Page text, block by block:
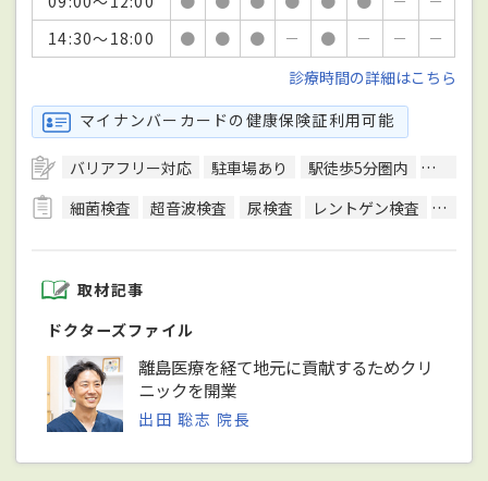
14:30～18:00
● ● ● － ● － －
－
診療時間の詳細はこちら
マイナンバーカードの健康保険証利用可能
バリアフリー対応 駐車場あり 駅徒歩5分圏内
予約可
細菌検査
超音波検査 尿検査 レントゲン検査 MRI検
取材記事
ドクターズファイル
離島医療を経て地元に貢献するためクリ
ニックを開業
出田 聡志 院長